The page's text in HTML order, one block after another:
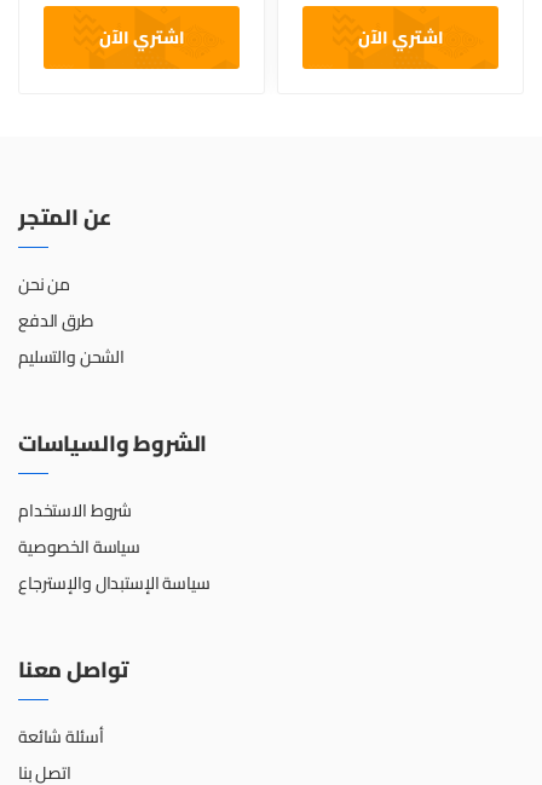
اشتري الآن
اشتري الآن
عن المتجر
من نحن
طرق الدفع
الشحن والتسليم
الشروط والسياسات
شروط الاستخدام
سياسة الخصوصية
سياسة الإستبدال والإسترجاع
تواصل معنا
أسئلة شائعة
اتصل بنا